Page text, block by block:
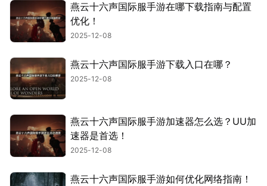
燕云十六声国际服手游在哪下载指南与配置
优化！
2025-12-08
燕云十六声国际服手游下载入口在哪？
2025-12-08
燕云十六声国际服手游加速器怎么选？UU加
速器是首选！
2025-12-08
燕云十六声国际服手游如何优化网络指南！